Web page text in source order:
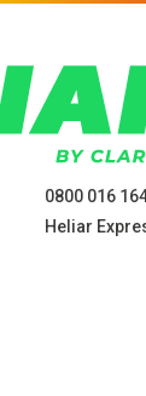
0800 016
Heliar